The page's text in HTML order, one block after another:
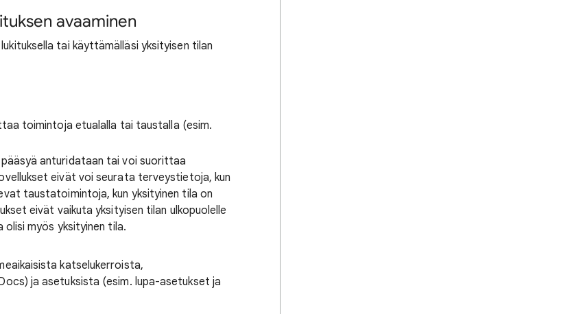
avaaminen
tai käyttämälläsi yksityisen tilan
toimintoja etualalla tai taustalla (esim.
anturidataan tai voi suorittaa
eivät voi seurata terveystietoja, kun
taustatoimintoja, kun yksityinen tila on
eivät vaikuta yksityisen tilan ulkopuolelle
olisi myös yksityinen tila.
katselukerroista,
ja asetuksista (esim. lupa-asetukset ja